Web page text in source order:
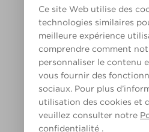
Ce site Web utilise des
technologies similaires
meilleure expérience
comprendre comment
personnaliser le contenu
vous fournir des
sociaux. Pour plus
utilisation des cookies et
veuillez consulter notre
confidentialité .
Lumière